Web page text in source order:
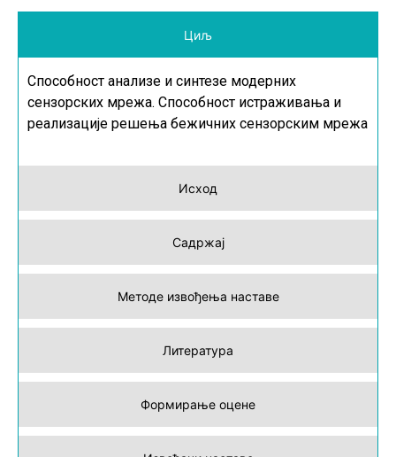
Циљ
Исход
Садржај
Методе извођења наставе
Литература
Формирање оцене
Способност анализе и синтезе модерних
сензорских мрежа. Способност истраживања и
реализације решења бежичних сензорским мрежа